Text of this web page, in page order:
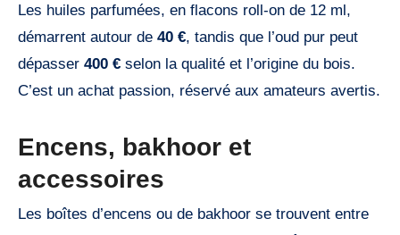
Les huiles parfumées, en flacons roll-on de 12 ml,
démarrent autour de 40 €, tandis que l’oud pur peut
dépasser 400 € selon la qualité et l’origine du bois.
C’est un achat passion, réservé aux amateurs avertis.
Encens, bakhoor et
accessoires
Les boîtes d’encens ou de bakhoor se trouvent entre